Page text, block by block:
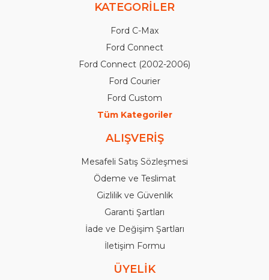
KATEGORİLER
Ford C-Max
Ford Connect
Ford Connect (2002-2006)
Ford Courier
Ford Custom
Tüm Kategoriler
ALIŞVERİŞ
Mesafeli Satış Sözleşmesi
Ödeme ve Teslimat
Gizlilik ve Güvenlik
Garanti Şartları
İade ve Değişim Şartları
İletişim Formu
ÜYELİK